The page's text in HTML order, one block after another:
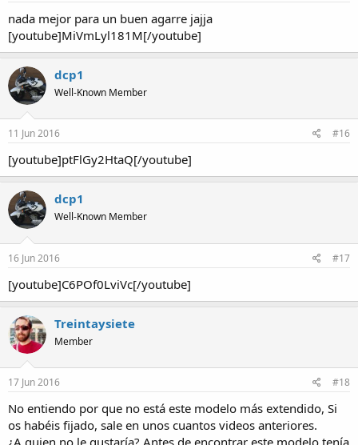
nada mejor para un buen agarre jajja
[youtube]MiVmLyl181M[/youtube]
dcp1
Well-Known Member
11 Jun 2016 #16
[youtube]ptFlGy2HtaQ[/youtube]
dcp1
Well-Known Member
16 Jun 2016 #17
[youtube]C6POf0LviVc[/youtube]
Treintaysiete
Member
17 Jun 2016 #18
No entiendo por que no está este modelo más extendido, Si
os habéis fijado, sale en unos cuantos videos anteriores.